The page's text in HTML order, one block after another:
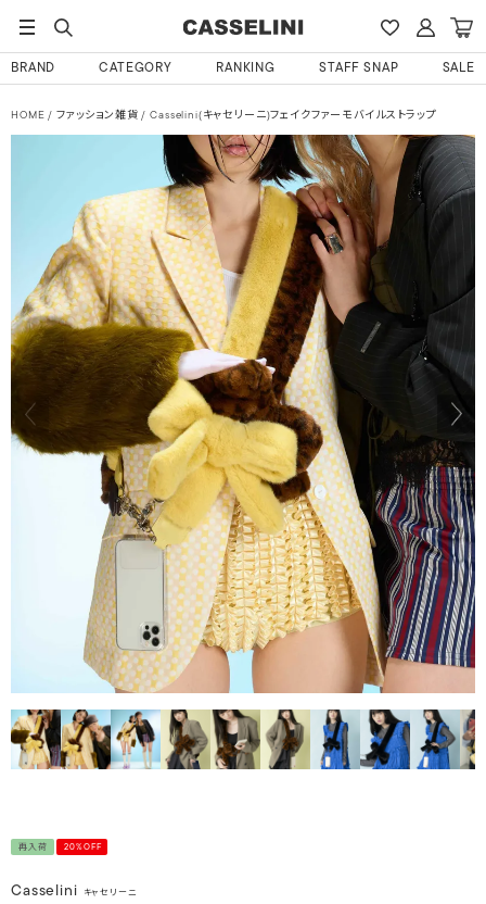
BRAND CATEGORY RANKING STAFF SNAP SALE
HOME ファッション雑貨 Casselini(キャセリーニ)フェイクファーモバイルストラップ
再入荷 20%OFF
Casselini キャセリーニ